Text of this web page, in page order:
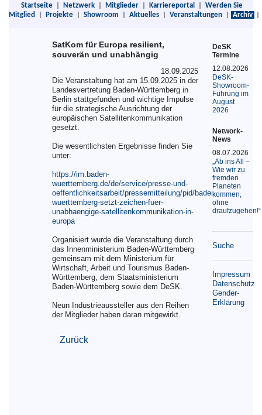
Startseite Netzwerk Mitglieder Karriereportal
Werden Sie
Mitglied
Projekte Showroom Aktuelles Veranstaltungen Archiv
SatKom für Europa resilient,
souverän und unabhängig
18.09.2025
Die Veranstaltung hat am 15.09.2025 in der
Landesvertretung Baden-Württemberg in
Berlin stattgefunden und wichtige Impulse
für die strategische Ausrichtung der
europäischen Satellitenkommunikation
gesetzt.
Die wesentlichsten Ergebnisse finden Sie
unter:
https://im.baden-
wuerttemberg.de/de/service/presse-und-
oeffentlichkeitsarbeit/pressemitteilung/pid/baden-
wuerttemberg-setzt-zeichen-fuer-
unabhaengige-satellitenkommunikation-in-
europa
Organisiert wurde die Veranstaltung durch
das Innenministerium Baden-Württemberg
gemeinsam mit dem Ministerium für
Wirtschaft, Arbeit und Tourismus Baden-
Württemberg, dem Staatsministerium
Baden-Württemberg sowie dem DeSK.
Neun Industrieaussteller aus den Reihen
der Mitglieder haben daran mitgewirkt.
Zurück
DeSK
Termine
12.08.2026
DeSK-
Showroom-
Führung im
August
2026
Network-
News
08.07.2026
„Ab ins All –
Wie wir zu
fremden
Planeten
kommen,
ohne
draufzugehen!“
Suche
Impressum
Datenschutz
Gender-
Erklärung